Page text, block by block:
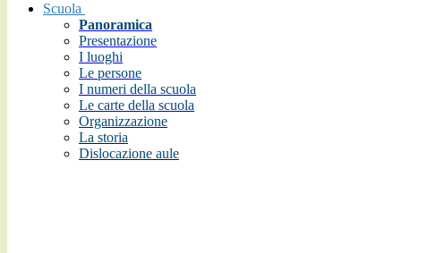
Scuola
Panoramica
Presentazione
I luoghi
Le persone
I numeri della scuola
Le carte della scuola
Organizzazione
La storia
Dislocazione aule